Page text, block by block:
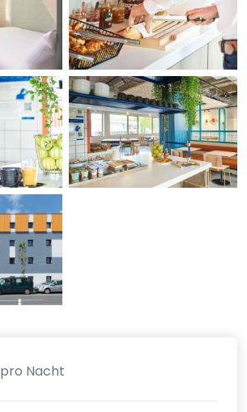
pro Nacht